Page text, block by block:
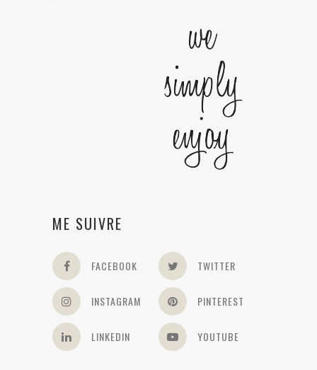
ME SUIVRE
FACEBOOK TWITTER
INSTAGRAM PINTEREST
LINKEDIN YOUTUBE